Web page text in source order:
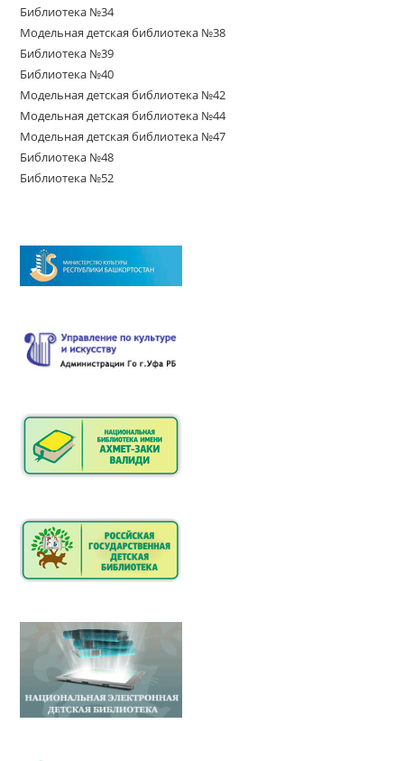
Библиотека №34
Модельная детская библиотека №38
Библиотека №39
Библиотека №40
Модельная детская библиотека №42
Модельная детская библиотека №44
Модельная детская библиотека №47
Библиотека №48
Библиотека №52